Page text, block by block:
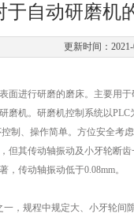
于自动研磨机
更新时间：
面进行研磨的磨床。主要用
磨机。研磨机控制系统以
制、操作简单。方位安全考
其传动轴振动及小牙轮断齿
传动轴振动低于0.08mm。
规程中规定大、小牙轮间